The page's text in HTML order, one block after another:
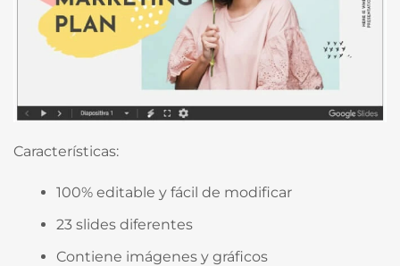
Características:
100% editable y fácil de modificar
23 slides diferentes
Contiene imágenes y gráficos